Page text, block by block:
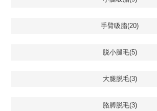
手臂吸脂(20)
脱小腿毛(5)
大腿脱毛(3)
胳膊脱毛(3)